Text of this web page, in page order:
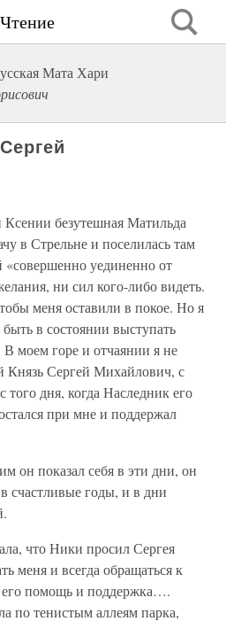
Мата Хари
безутешная Матильда
в Стрельне и поселилась там
уединенно от
ни сил кого-либо видеть.
меня оставили в покое. Но я
в состоянии выступать
моем горе и отчаянии я не
Князь Сергей Михайлович, с
дня, когда Наследник его
при мне и поддержал
он показал себя в эти дни, он
счастливые годы, и в дни
что Ники просил Сергея
меня и всегда обращаться к
его помощь и поддержка….
по тенистым аллеям парка,